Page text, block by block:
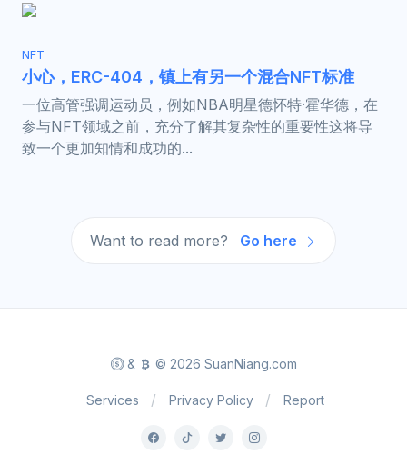
NFT
小心，ERC-404，镇上有另一个混合NFT标准
一位高管强调运动员，例如NBA明星德怀特·霍华德，在
参与NFT领域之前，充分了解其复杂性的重要性这将导
致一个更加知情和成功的...
Want to read more? Go here
& © 2026 SuanNiang.com
Services Privacy Policy Report